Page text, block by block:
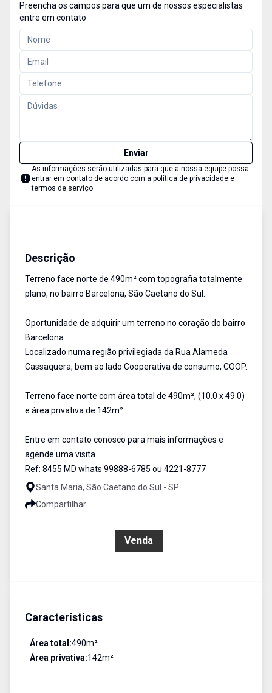
Preencha os campos para que um de nossos especialistas
entre em contato
Enviar
As informações serão utilizadas para que a nossa equipe possa
entrar em contato de acordo com a política de privacidade e
termos de serviço
Descrição
Terreno face norte de 490m² com topografia totalmente
plano, no bairro Barcelona, São Caetano do Sul.
Oportunidade de adquirir um terreno no coração do bairro
Barcelona.
Localizado numa região privilegiada da Rua Alameda
Cassaquera, bem ao lado Cooperativa de consumo, COOP.
Terreno face norte com área total de 490m², (10.0 x 49.0)
e área privativa de 142m².
Entre em contato conosco para mais informações e
agende uma visita.
Ref: 8455 MD whats 99888-6785 ou 4221-8777
Santa Maria, São Caetano do Sul - SP
Compartilhar
Venda
Características
Área total:490m²
Área privativa:142m²